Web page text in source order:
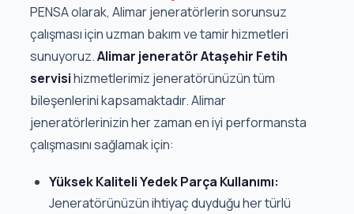
PENSA olarak, Alimar jeneratörlerin sorunsuz
çalışması için uzman bakım ve tamir hizmetleri
sunuyoruz.Alimar jeneratör Ataşehir Fetih
servisihizmetlerimiz jeneratörünüzün tüm
bileşenlerini kapsamaktadır. Alimar
jeneratörlerinizin her zaman en iyi performansta
çalışmasını sağlamak için:
Yüksek Kaliteli Yedek Parça Kullanımı:
Jeneratörünüzün ihtiyaç duyduğu her türlü